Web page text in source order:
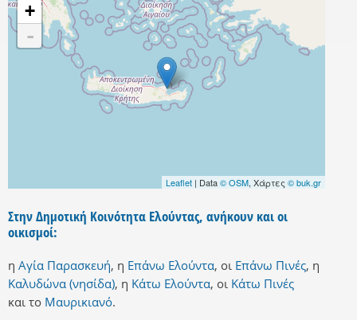
+
-
Leaflet | Data© OSM, Χάρτες © buk.gr
Στην Δημοτική Κοινότητα Ελούντας, ανήκουν και οι
οικισμοί:
η Αγία Παρασκευή, η Επάνω Ελούντα, οι Επάνω Πινές, η
Καλυδώνα (νησίδα), η Κάτω Ελούντα, οι Κάτω Πινές
και το Μαυρικιανό.